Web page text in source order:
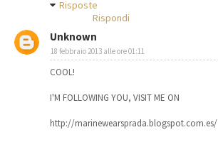
Risposte
Rispondi
Unknown
18 febbraio 2013 alle ore 01:11
COOL!
I'M FOLLOWING YOU, VISIT ME ON
http://marinewearsprada.blogspot.com.es/